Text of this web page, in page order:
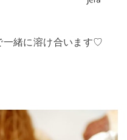
一緒に溶け合います♡